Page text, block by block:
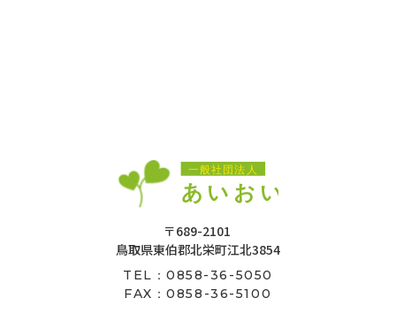
〒689-2101
鳥取県東伯郡北栄町江北3854
TEL：0858-36-5050
FAX：0858-36-5100